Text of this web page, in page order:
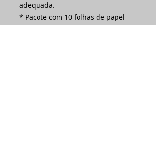
adequada.
* Pacote com 10 folhas de papel
comestível em branco no tamanho